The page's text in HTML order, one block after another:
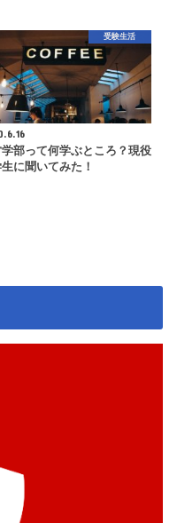
受験生活
部って何学ぶところ？現役
に聞いてみた！